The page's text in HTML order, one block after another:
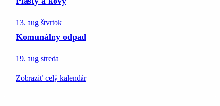
13. aug štvrtok
Komunálny odpad
19. aug streda
Zobraziť celý kalendár